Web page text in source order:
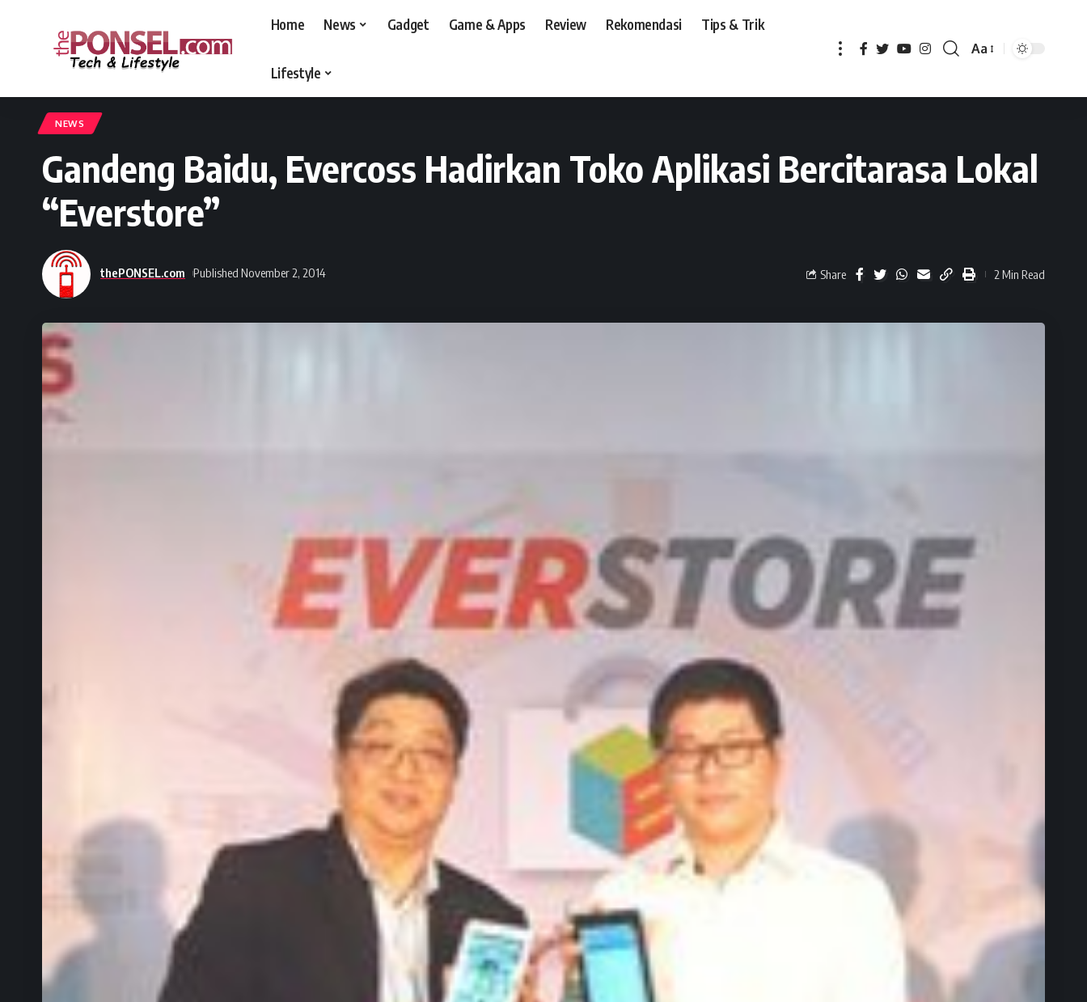
Home News Gadget Game & Apps Review Rekomendasi Tips & Trik
Lifestyle
Aa
NEWS
Gandeng Baidu, Evercoss Hadirkan Toko Aplikasi Bercitarasa Lokal
“Everstore”
thePONSEL.com Published November 2, 2014 Share 2 Min Read